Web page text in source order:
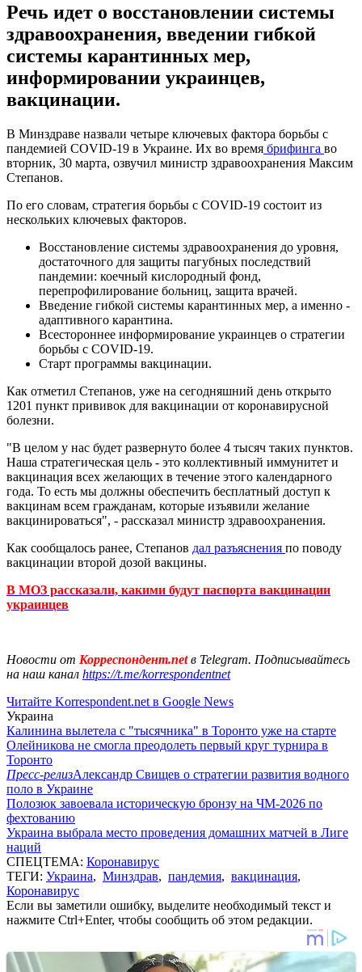
Речь идет о восстановлении системы
здравоохранения, введении гибкой
системы карантинных мер,
информировании украинцев,
вакцинации.
В Минздраве назвали четыре ключевых фактора борьбы с
пандемией COVID-19 в Украине. Их во время брифинга во
вторник, 30 марта, озвучил министр здравоохранения Максим
Степанов.
По его словам, стратегия борьбы с COVID-19 состоит из
нескольких ключевых факторов.
Восстановление системы здравоохранения до уровня,
достаточного для защиты пагубных последствий
пандемии: коечный кислородный фонд,
перепрофилирование больниц, защита врачей.
Введение гибкой системы карантинных мер, а именно -
адаптивного карантина.
Всестороннее информирование украинцев о стратегии
борьбы с COVID-19.
Старт программы вакцинации.
Как отметил Степанов, уже на сегодняшний день открыто
1201 пункт прививок для вакцинации от коронавирусной
болезни.
"В целом у нас будет развернуто более 4 тысяч таких пунктов.
Наша стратегическая цель - это коллективный иммунитет и
вакцинация всех желающих в течение этого календарного
года. То есть мы должны обеспечить бесплатный доступ к
вакцинам всем гражданам, которые изъявили желание
вакцинироваться", - рассказал министр здравоохранения.
Как сообщалось ранее, Степанов дал разъяснения по поводу
вакцинации второй дозой вакцины.
В МОЗ рассказали, какими будут паспорта вакцинации
украинцев
Новости от Корреспондент.netв Telegram. Подписывайтесь
на наш канал https://t.me/korrespondentnet
Читайте Korrespondent.net в Google News
Украина
Калинина вылетела с "тысячника" в Торонто уже на старте
Олейникова не смогла преодолеть первый круг турнира в
Торонто
Пресс-релизАлександр Свищев о стратегии развития водного
поло в Украине
Полозюк завоевала историческую бронзу на ЧМ-2026 по
фехтованию
Украина выбрала место проведения домашних матчей в Лиге
наций
СПЕЦТЕМА: Коронавирус
ТЕГИ: Украина, Минздрав, пандемия, вакцинация,
Коронавирус
Если вы заметили ошибку, выделите необходимый текст и
нажмите Ctrl+Enter, чтобы сообщить об этом редакции.